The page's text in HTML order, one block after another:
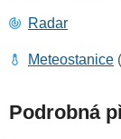
Radar
Meteostanice (
Podrobná